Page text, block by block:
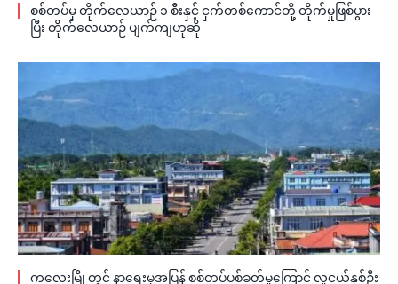
စစ်တပ်မှ တိုက်လေယာဉ် ၁ စီးနှင့် ငှက်တစ်ကောင်တို့ တိုက်မှုဖြစ်ပွား
ပြီး တိုက်လေယာဉ် ပျက်ကျဟုဆို
ကလေးမြို့တွင် နာရေးမှအပြန် စစ်တပ်ပစ်ခတ်မှုကြောင့် လူငယ်နှစ်ဦး